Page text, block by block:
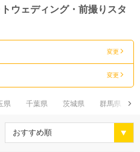
ウェディング・前撮りスタ
変更
変更
県 千葉県 茨城県 群馬県